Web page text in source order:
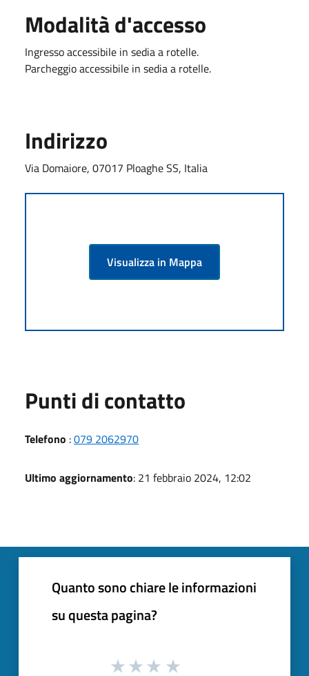
Modalità d'accesso
Ingresso accessibile in sedia a rotelle.
Parcheggio accessibile in sedia a rotelle.
Indirizzo
Via Domaiore, 07017 Ploaghe SS, Italia
Visualizza in Mappa
Punti di contatto
Telefono :079 2062970
Ultimo aggiornamento: 21 febbraio 2024, 12:02
Quanto sono chiare le informazioni
su questa pagina?